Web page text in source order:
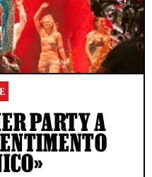
PARTY A